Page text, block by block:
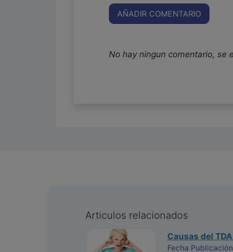
AÑADIR COMENTARIO
No hay ningun comentario, se
Articulos relacionados
Causas del
Fecha